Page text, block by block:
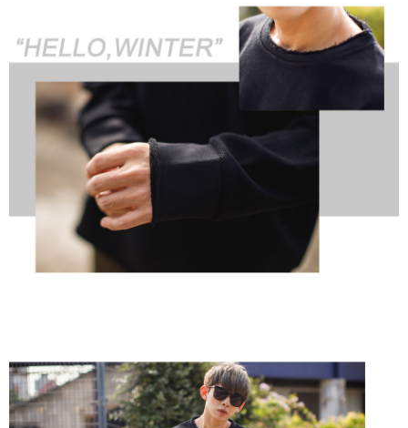
４．使用「AFTEE先享後付」時，將依據個別帳號之用戶狀況，依本公司即
時審查核予不同之上限額度；若仍有額度不足之情形，本公司將視審查結果
請求用戶進行身份認證。
５．嚴禁一人註冊多個帳號或使用他人資訊註冊。若發現惡意使用之情形，
恩沛科技股份有限公司將有權停止該用戶之使用額度並採取法律行動。